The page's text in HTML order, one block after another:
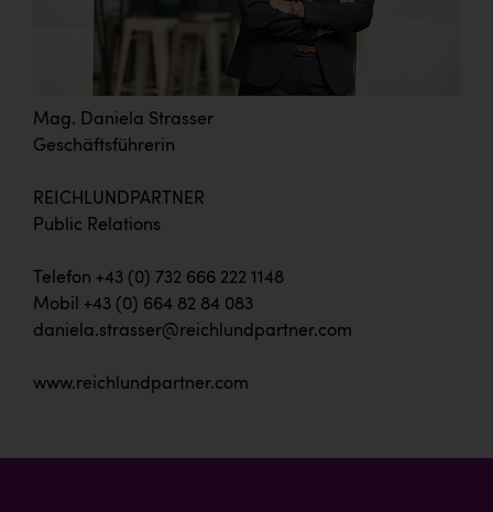
Mag. Daniela Strasser
Geschäftsführerin
REICHLUNDPARTNER
Public Relations
Telefon +43 (0) 732 666 222 1148
Mobil +43 (0) 664 82 84 083
daniela.strasser@reichlundpartner.com
www.reichlundpartner.com